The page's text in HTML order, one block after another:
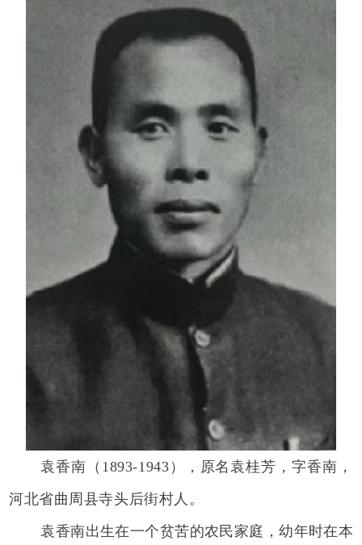
袁香南（1893-1943），原名袁桂芳，字香南，
河北省曲周县寺头后街村人。
袁香南出生在一个贫苦的农民家庭，幼年时在本